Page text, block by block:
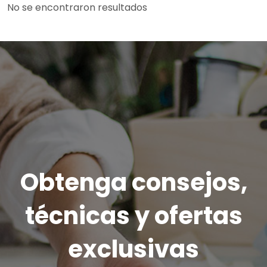
No se encontraron resultados
Obtenga consejos,
técnicas y ofertas
exclusivas